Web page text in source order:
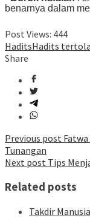
benarnya dalam
Post Views: 444
HaditsHadits
Share
Post
navigation
Previous post
Tunangan
Next post Tips
Related posts
Takdir